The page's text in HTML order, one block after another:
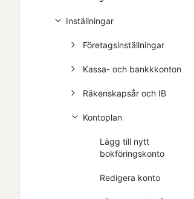
Inställningar
Företagsinställningar
Kassa- och bankkkonton
Räkenskapsår och IB
Kontoplan
Lägg till nytt
bokföringskonto
Redigera konto